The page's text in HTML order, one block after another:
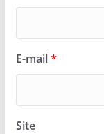
E-mail*
Site